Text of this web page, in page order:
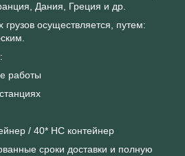
Дания, Греция и др.
грузов осуществляется, путем:
работы
/ 40* НС контейнер
сроки доставки и полную